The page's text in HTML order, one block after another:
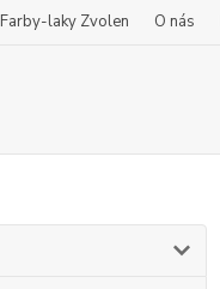
Farby-laky Zvolen O nás